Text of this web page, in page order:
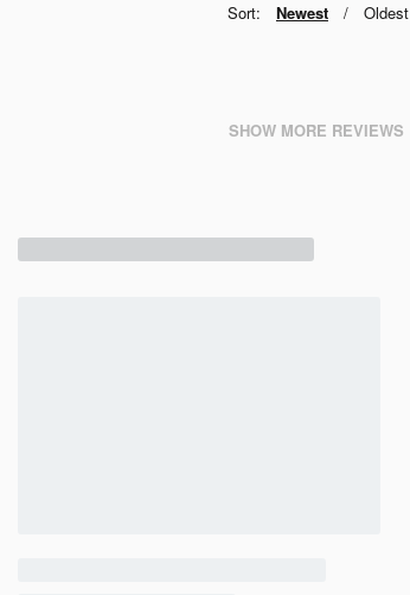
Sort: Newest Oldest
SHOW MORE REVIEWS